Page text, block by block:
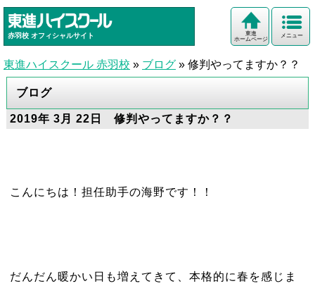
赤羽校 オフィシャルサイト メニュー
東進
ホームページ
東進ハイスクール 赤羽校 » ブログ » 修判やってますか？？
ブログ
2019年 3月 22日 修判やってますか？？
こんにちは！担任助手の海野です！！
だんだん暖かい日も増えてきて、本格的に春を感じま